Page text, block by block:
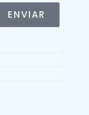
ENVIAR